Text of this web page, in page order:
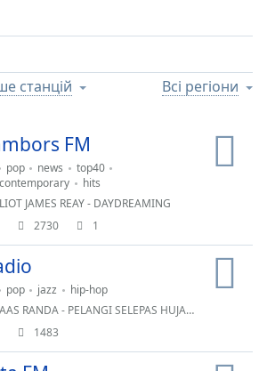
станцій Всі регіони
FM
pop news
top40
hits
JAMES REAY - DAYDREAMING
2730 1
pop jazz
hip-hop
RANDA - PELANGI SELEPAS HUJAN REDA
1483